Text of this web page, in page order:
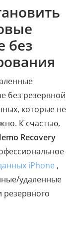
без
без резервной
которые не
К счастью,
Recovery
iPhone ,
удаленные